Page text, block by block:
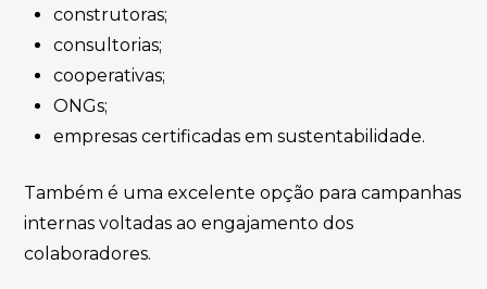
construtoras;
consultorias;
cooperativas;
ONGs;
empresas certificadas em sustentabilidade.
Também é uma excelente opção para campanhas
internas voltadas ao engajamento dos
colaboradores.